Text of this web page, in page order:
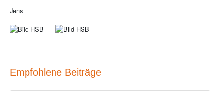
Jens
Empfohlene Beiträge